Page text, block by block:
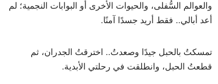
والعوالم السُّفلى، والحيوات الأخرى أو البوابات النجمية؛ لم
أعد أبالي.. فقط أريد جسدًا آمنًا.
تمسكتُ بالحبل جيدًا وصعدتُ.. اخترقتُ الجدران، ثم
قطعتُ الحبل، وانطلقت في رحلتي الأبدية.